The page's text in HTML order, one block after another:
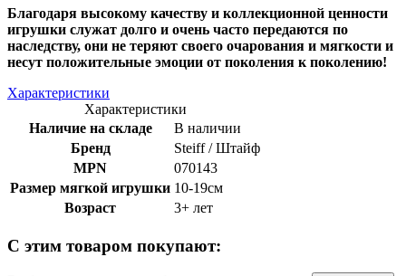
Благодаря высокому качеству и коллекционной ценности
игрушки служат долго и очень часто передаются по
наследству, они не теряют своего очарования и мягкости и
несут положительные эмоции от поколения к поколению!
Характеристики
Характеристики
Наличие на складе
В наличии
Бренд
Steiff / Штайф
MPN
070143
Размер мягкой игрушки 10-19см
Возраст
3+ лет
С этим товаром покупают: